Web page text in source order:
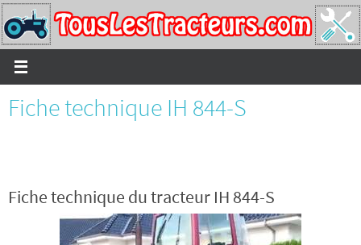
Passer
vers
le
contenu
Fiche technique IH 844-S
Fiche technique du tracteur IH 844-S